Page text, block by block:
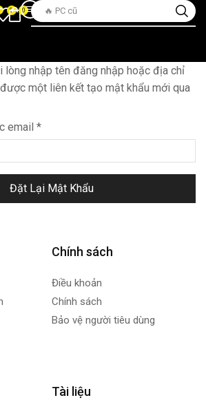
🔥 PC cũ
0 0
lòng nhập tên đăng nhập hoặc địa chỉ
một liên kết tạo mật khẩu mới qua
email *
Đặt Lại Mật Khẩu
Chính sách
Điều khoản
Chính sách
Bảo vệ người tiêu dùng
Tài liệu